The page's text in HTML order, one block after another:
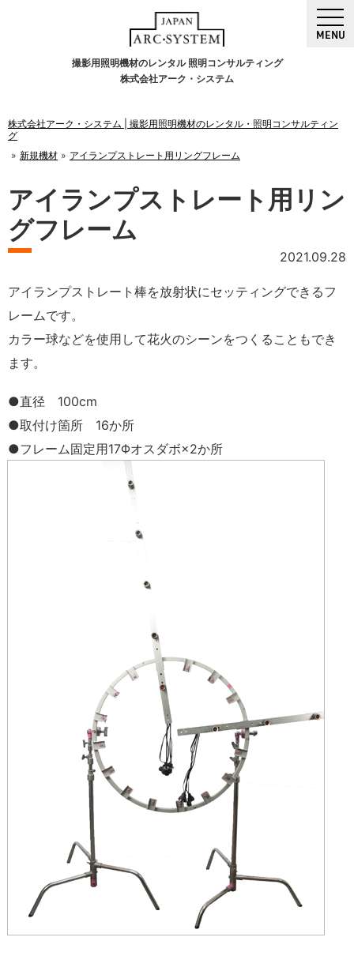
撮影用照明機材のレンタル 照明コンサルティング
株式会社アーク・システム
MENU
株式会社アーク・システム | 撮影用照明機材のレンタル・照明コンサルティン
グ
新規機材
アイランプストレート用リングフレーム
アイランプストレート用リン
グフレーム
2021.09.28
アイランプストレート棒を放射状にセッティングできるフ
レームです。
カラー球などを使用して花火のシーンをつくることもでき
ます。
●直径 100cm
●取付け箇所 16か所
●フレーム固定用17Φオスダボ×2か所